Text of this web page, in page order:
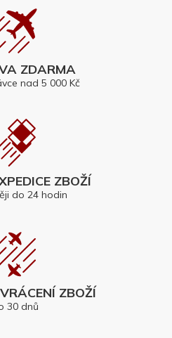
ZDARMA
nad 5 000 Kč
ZBOŽÍ
do 24 hodin
ZBOŽÍ
30 dnů